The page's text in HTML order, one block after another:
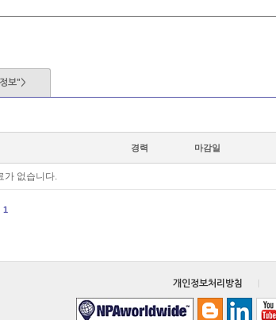
보">
경력 마감일
가 없습니다.
1
개인정보처리방침